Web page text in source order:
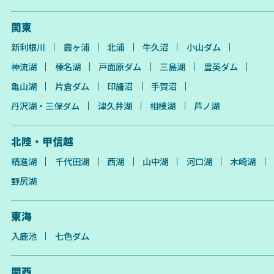
関東
新利根川 霞ヶ浦 北浦 牛久沼
小山ダム
神流湖
榛名湖 戸面原ダム 三島湖
豊英ダム
亀山湖
片倉ダム 印旛沼
手賀沼
丹沢湖・三保ダム
津久井湖 相模湖 芦ノ湖
北陸・甲信越
精進湖 千代田湖 西湖 山中湖 河口湖
木崎湖
野尻湖
東海
入鹿池 七色ダム